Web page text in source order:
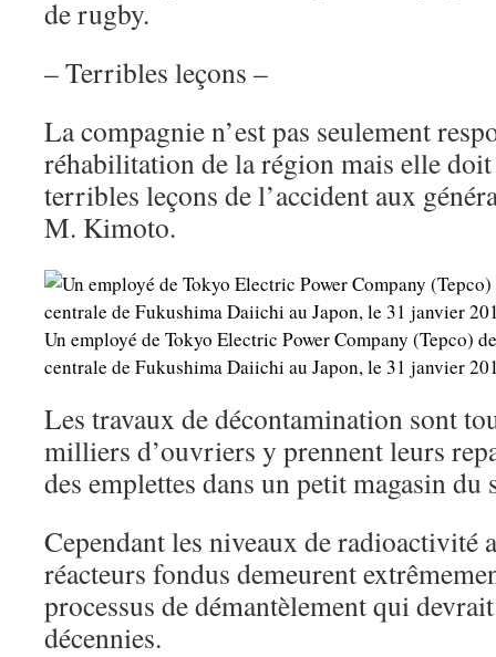
de rugby.
– Terribles leçons –
La compagnie n’est pas seulement
réhabilitation de la région mais elle
terribles leçons de l’accident aux
M. Kimoto.
Un employé de Tokyo Electric Power Company (Tepco)
centrale de Fukushima Daiichi au Japon, le 31 janvier
Les travaux de décontamination sont
milliers d’ouvriers y prennent leurs
des emplettes dans un petit magasin du
Cependant les niveaux de radioactivité
réacteurs fondus demeurent
processus de démantèlement qui
décennies.